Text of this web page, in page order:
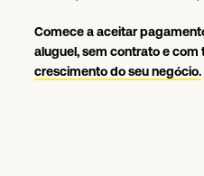
Comece a aceitar
aluguel, sem contrato e
crescimento do seu negócio.